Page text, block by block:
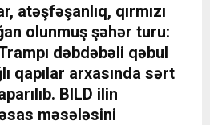
atəşfəşanlıq, qırmızı
olunmuş şəhər turu:
dəbdəbəli qəbul
qapılar arxasında sərt
BILD ilin
məsələsini